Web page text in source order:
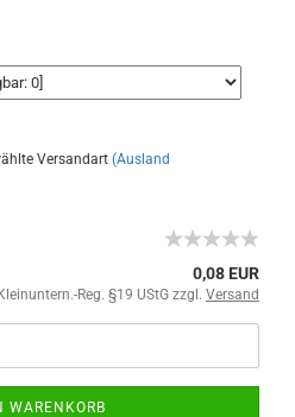
Versandart (Ausland
0,08 EUR
Reg. §19 UStG zzgl. Versand
WARENKORB